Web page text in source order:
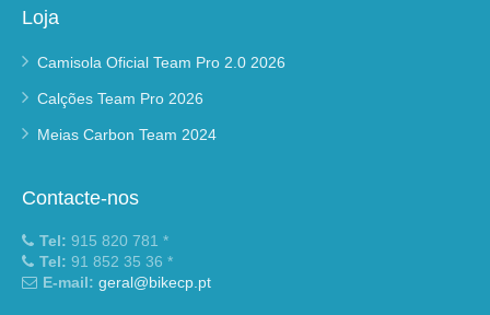
Loja
Camisola Oficial Team Pro 2.0 2026
Calções Team Pro 2026
Meias Carbon Team 2024
Contacte-nos
Tel: 915 820 781 *
Tel: 91 852 35 36 *
E-mail: geral@bikecp.pt